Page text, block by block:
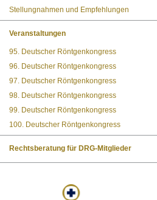
Stellungnahmen und Empfehlungen
Veranstaltungen
95. Deutscher Röntgenkongress
96. Deutscher Röntgenkongress
97. Deutscher Röntgenkongress
98. Deutscher Röntgenkongress
99. Deutscher Röntgenkongress
100. Deutscher Röntgenkongress
Rechtsberatung für DRG-Mitglieder